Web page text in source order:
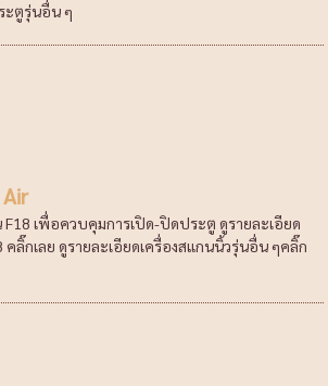
ะตูรุ่นอื่น ๆ
F18 เพื่อควบคุมการเปิด-ปิดประตู ดูรายละเอียด
คลิ๊กเลย ดูรายละเอียดเครื่องสแกนนิ้วรุ่นอื่น ๆคลิ๊ก